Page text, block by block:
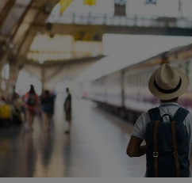
afetarão os dados de
não serão utilizados
se você tiver pedido
Nós e nossos parceiros
dados para fornecer:
Usar dados exatos de
Verificar ativamente as
dispositivo para
acessar informações em
Publicidade e conteúdo